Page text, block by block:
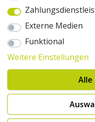
AUSZEICHNUNGEN &
© 2026 pentagonsports.de
Pentagon Sports GmbH &
Daten­schutz­erklärung
Hinweise zur
Cookie-Einstellungen
* Alle Preise inkl. gesetzlicher
durchgestrichenen Preise
Hinweis:("Innerhalb von 24h
2Versandkostenfrei nach
Externe Medien
Funktional
Weitere Einstellungen
Alle